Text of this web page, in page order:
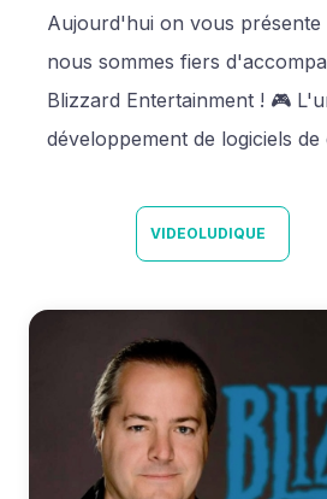
Aujourd'hui on vous présente
nous sommes fiers
Blizzard Entertainment ! 🎮
développement de logiciels de
VIDEOLUDIQUE